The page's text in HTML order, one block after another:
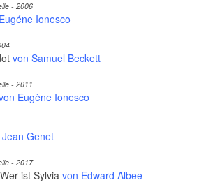
- 2006
Ionesco
von Samuel Beckett
- 2011
Eugène Ionesco
Genet
- 2017
ist Sylviavon Edward Albee